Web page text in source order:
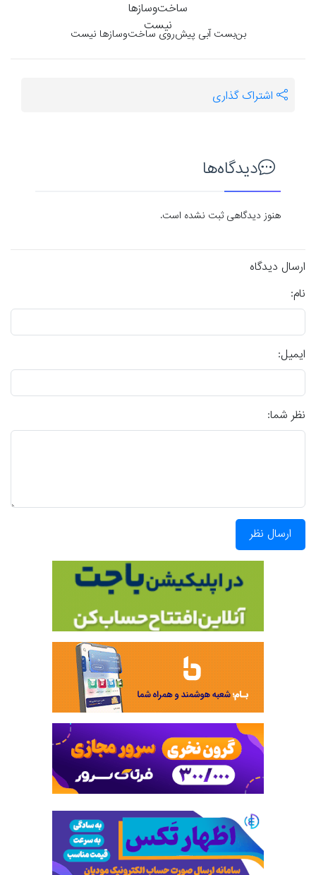
بن‌بست آبی پیش‌روی ساخت‌وسازها نیست
اشتراک گذاری
دیدگاه‌ها
هنوز دیدگاهی ثبت نشده است.
ارسال دیدگاه
نام:
ایمیل:
نظر شما:
ارسال نظر